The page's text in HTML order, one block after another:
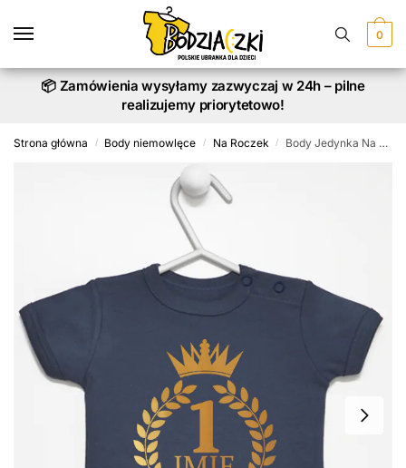
0
📦 Zamówienia wysyłamy zazwyczaj w 24h – pilne
realizujemy priorytetowo!
Strona główna / Body niemowlęce / Na Roczek / Body Jedynka Na Roczek z Laurami i Koroną + Imię